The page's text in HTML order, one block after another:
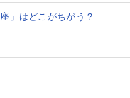
」はどこがちがう？